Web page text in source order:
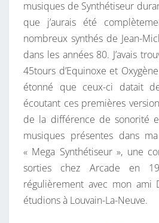
H
E
L
J
A
R
R
E
O
U
P
A
S
musiques de Synthétiseur
que j’aurais été
nombreux synthés de Jean-
dans les années 80. J’avais
45tours d’Equinoxe et
étonné que ceux-ci datait
écoutant ces premières
de la différence de sonorité
musiques présentes dans
« Mega Synthétiseur », une
sorties chez Arcade en
régulièrement avec mon ami
étudions à Louvain-La-Neuve.